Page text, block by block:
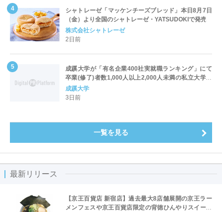
シャトレーゼ「マッケンチーズブレッド」本日8月7日
（金）より全国のシャトレーゼ・YATSUDOKIで発売
株式会社シャトレーゼ
2日前
成蹊大学が「有名企業400社実就職ランキング」にて
卒業(修了)者数1,000人以上2,000人未満の私立大学で
全国第1位を獲得！～実就職率は26.5%（前年比＋
4.3pt）に伸長、東京の私立大学でも10位にランクイン
成蹊大学
3日前
一覧を見る
最新リリース
【京王百貨店 新宿店】過去最大8店舗展開の京王ラー
メンフェスや京王百貨店限定の背徳ひんやりスイーツ